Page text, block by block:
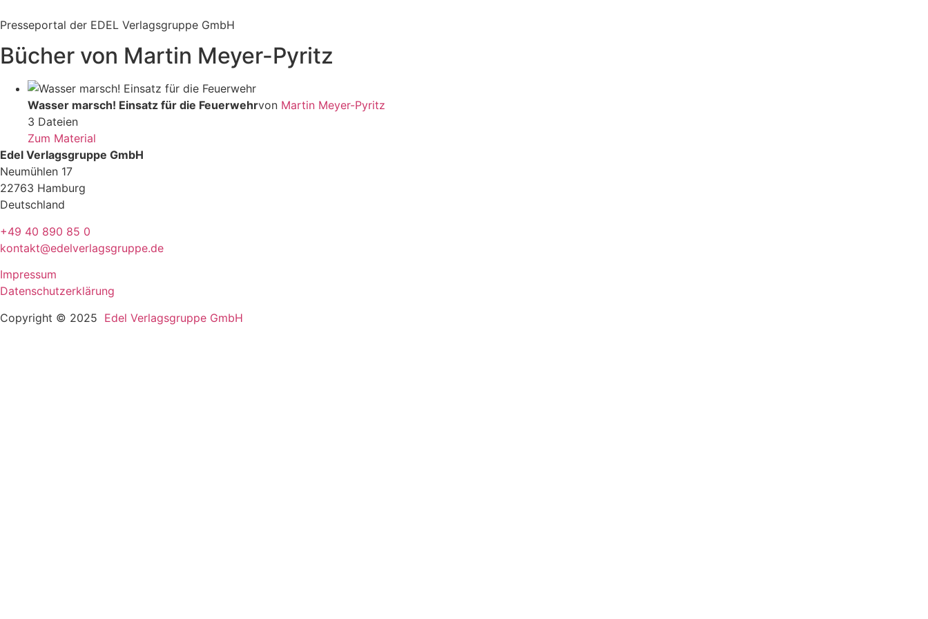
Inhalt
Presseportal der EDEL Verlagsgruppe GmbH
Bücher von Martin Meyer-Pyritz
Wasser marsch! Einsatz für die Feuerwehrvon Martin Meyer-Pyritz
3 Dateien
Zum Material
Edel Verlagsgruppe GmbH
Neumühlen 17
22763 Hamburg
Deutschland
+49 40 890 85 0
kontakt@edelverlagsgruppe.de
Impressum
Datenschutzerklärung
Copyright © 2025 Edel Verlagsgruppe GmbH